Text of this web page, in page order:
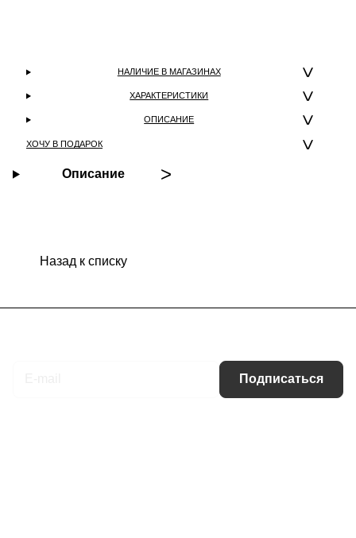
НАЛИЧИЕ В МАГАЗИНАХ
ХАРАКТЕРИСТИКИ
ОПИСАНИЕ
ХОЧУ В ПОДАРОК
Описание
Назад к списку
Подписаться